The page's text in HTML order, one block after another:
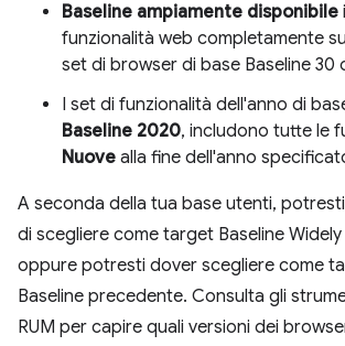
Baseline ampiamente disponibile
funzionalità web completamente
set di browser di base Baseline 30
I set di funzionalità dell'anno di
Baseline 2020, includono tutte le
Nuove alla fine dell'anno
A seconda della tua base utenti,
di scegliere come target Baseline
oppure potresti dover scegliere come
Baseline precedente. Consulta gli
RUM per capire quali versioni dei